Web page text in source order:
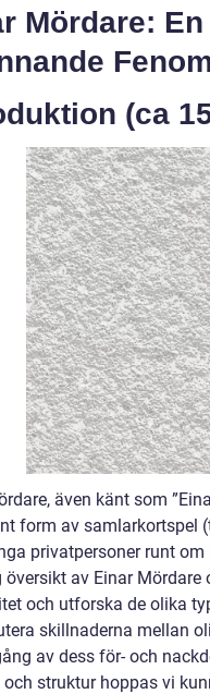
Mördare:
(ca
även känt som
form av samlarkortspel
privatpersoner runt
översikt av Einar Mördare
och utforska de olika
skillnaderna mellan
av dess för- och
struktur hoppas vi